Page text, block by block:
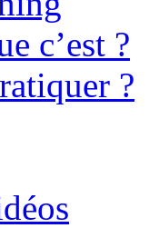
c’est ?
?